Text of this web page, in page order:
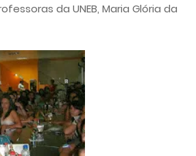
da UNEB, Maria Glória da